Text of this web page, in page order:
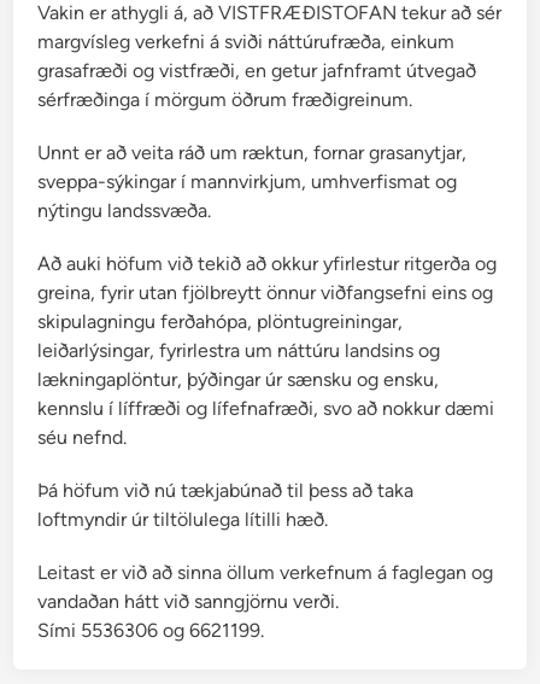
1
6
Vakin er athygli á, að VISTFRÆÐISTOFAN tekur að sér
margvísleg verkefni á sviði náttúrufræða, einkum
grasafræði og vistfræði, en getur jafnframt útvegað
sérfræðinga í mörgum öðrum fræðigreinum.
Unnt er að veita ráð um ræktun, fornar grasanytjar,
sveppa-sýkingar í mannvirkjum, umhverfismat og
nýtingu landssvæða.
Að auki höfum við tekið að okkur yfirlestur ritgerða og
greina, fyrir utan fjölbreytt önnur viðfangsefni eins og
skipulagningu ferðahópa, plöntugreiningar,
leiðarlýsingar, fyrirlestra um náttúru landsins og
lækningaplöntur, þýðingar úr sænsku og ensku,
kennslu í líffræði og lífefnafræði, svo að nokkur dæmi
séu nefnd.
Þá höfum við nú tækjabúnað til þess að taka
loftmyndir úr tiltölulega lítilli hæð.
Leitast er við að sinna öllum verkefnum á faglegan og
vandaðan hátt við sanngjörnu verði.
Sími 5536306 og 6621199.